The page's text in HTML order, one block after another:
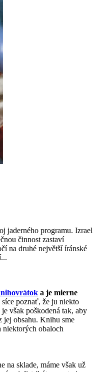
jaderného programu. Izrael
činnost zastaví
na druhé největší íránské
a je mierne
poznať, že ju niekto
však poškodená tak, aby
obsahu. Knihu sme
niektorých obaloch
na sklade, máme však už